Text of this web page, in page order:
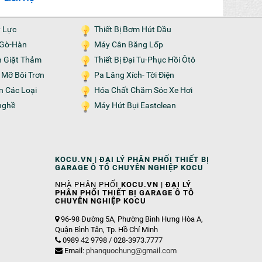
Lực
Thiết Bị Bơm Hút Dầu
Hàn
Máy Cân Băng Lốp
Giặt Thảm
Thiết Bị Đại Tu-Phục Hồi Ôtô
Mỡ Bôi Trơn
Pa Lăng Xích- Tời Điện
Các Loại
Hóa Chất Chăm Sóc Xe Hơi
Máy Hút Bụi Eastclean
KOCU.VN | ĐẠI LÝ PHÂN PHỐI THIẾT BỊ
GARAGE Ô TÔ CHUYÊN NGHIỆP KOCU
NHÀ PHÂN PHỐI KOCU.VN | ĐẠI LÝ
PHÂN PHỐI THIẾT BỊ GARAGE Ô TÔ
CHUYÊN NGHIỆP KOCU
96-98 Đường 5A, Phường Bình Hưng Hòa A,
Quận Bình Tân, Tp. Hồ Chí Minh
0989 42 9798 / 028-3973.7777
Email: phanquochung@gmail.com